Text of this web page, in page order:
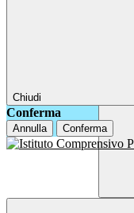
Chiudi
Conferma
Annulla Conferma